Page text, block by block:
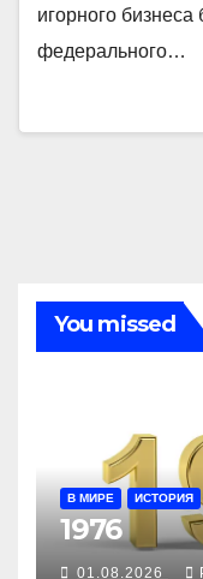
игорного
федерального…
You missed
В МИРЕ ИСТОРИЯ
1976
01.08.2026